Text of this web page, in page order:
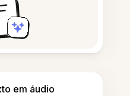
em áudio